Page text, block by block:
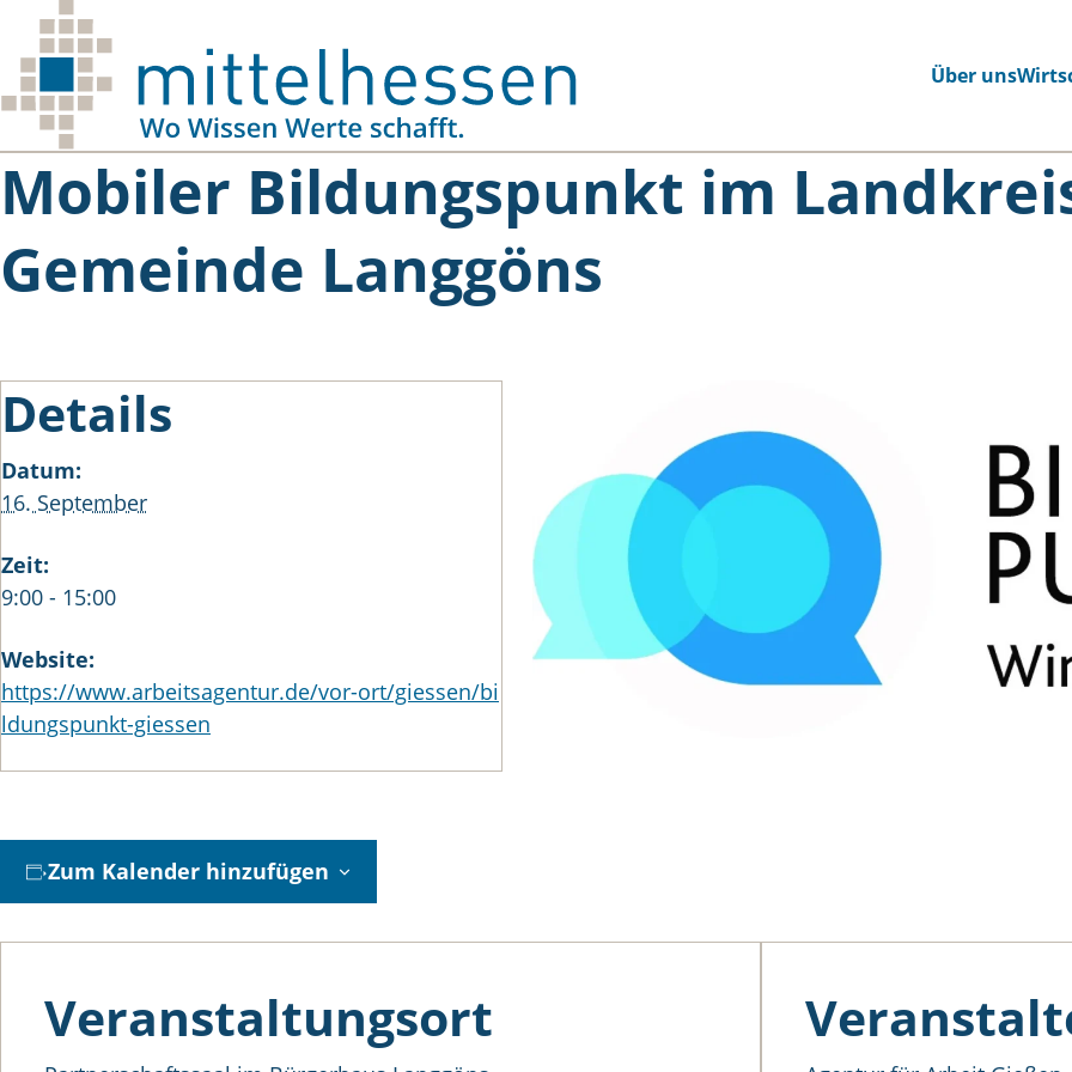
Skip to main content
Über uns
Mobiler Bildungspunkt im
Gemeinde Langgöns
Details
Datum:
16. September
Zeit:
9:00 - 15:00
Website:
https://www.arbeitsagentur.de/vor-ort/giessen/bi
ldungspunkt-giessen
Veranstaltungsort
Zum Kalender hinzufügen